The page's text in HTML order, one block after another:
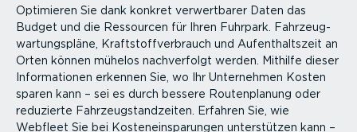
Optimieren Sie dank konkret verwert­barer Daten das
Budget und die Ressourcen für Ihren Fuhrpark. Fahrzeug­
war­tungs­pläne, Kraft­stoff­ver­brauch und Aufent­haltszeit an
Orten können mühelos nachver­folgt werden. Mithilfe dieser
Infor­ma­tionen erkennen Sie, wo Ihr Unternehmen Kosten
sparen kann – sei es durch bessere Routen­planung oder
reduzierte Fahrzeug­stand­zeiten. Erfahren Sie, wie
Webfleet Sie bei Kosten­ein­spa­rungen unter­stützen kann –